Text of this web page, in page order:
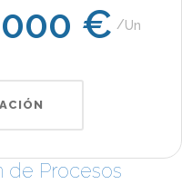
€
Un
de Procesos